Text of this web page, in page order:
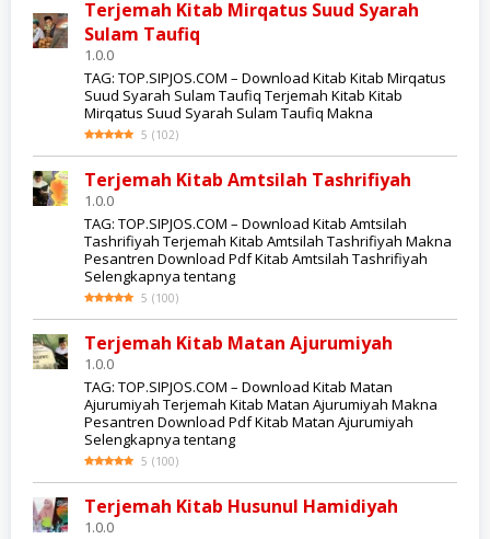
Terjemah Kitab Mirqatus Suud Syarah
Sulam Taufiq
1.0.0
TAG: TOP.SIPJOS.COM – Download Kitab Kitab Mirqatus
Suud Syarah Sulam Taufiq Terjemah Kitab Kitab
Mirqatus Suud Syarah Sulam Taufiq Makna
5 (102)
Terjemah Kitab Amtsilah Tashrifiyah
1.0.0
TAG: TOP.SIPJOS.COM – Download Kitab Amtsilah
Tashrifiyah Terjemah Kitab Amtsilah Tashrifiyah Makna
Pesantren Download Pdf Kitab Amtsilah Tashrifiyah
Selengkapnya tentang
5 (100)
Terjemah Kitab Matan Ajurumiyah
1.0.0
TAG: TOP.SIPJOS.COM – Download Kitab Matan
Ajurumiyah Terjemah Kitab Matan Ajurumiyah Makna
Pesantren Download Pdf Kitab Matan Ajurumiyah
Selengkapnya tentang
5 (100)
Terjemah Kitab Husunul Hamidiyah
1.0.0